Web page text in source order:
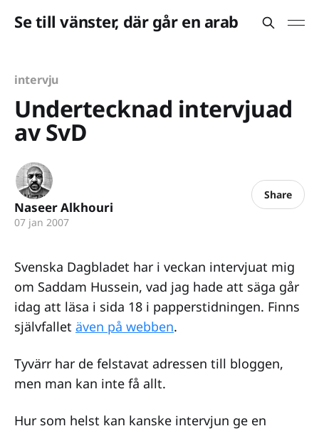
Se till vänster, där går en arab
intervju
Undertecknad intervjuad
av SvD
Naseer Alkhouri
07 jan 2007
Share
Svenska Dagbladet har i veckan intervjuat mig
om Saddam Hussein, vad jag hade att säga går
idag att läsa i sida 18 i papperstidningen. Finns
självfallet även på webben.
Tyvärr har de felstavat adressen till bloggen,
men man kan inte få allt.
Hur som helst kan kanske intervjun ge en